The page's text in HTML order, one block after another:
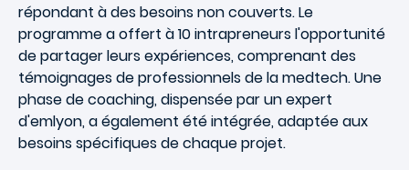
répondant à des besoins non couverts. Le
programme a offert à 10 intrapreneurs l'opportunité
de partager leurs expériences, comprenant des
témoignages de professionnels de la medtech. Une
phase de coaching, dispensée par un expert
d'emlyon, a également été intégrée, adaptée aux
besoins spécifiques de chaque projet.